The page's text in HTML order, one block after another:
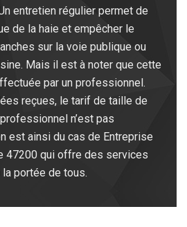
entretien régulier permet de
de la haie et empêcher le
sur la voie publique ou
Mais il est à noter que cette
par un professionnel.
reçues, le tarif de taille de
n’est pas
est ainsi du cas de Entreprise
47200 qui offre des services
portée de tous.